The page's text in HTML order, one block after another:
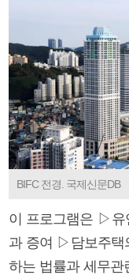
BIFC 전경. 국제신문DB
이 프로그램은 ▷유
과 증여 ▷담보주택
하는 법률과 세무관